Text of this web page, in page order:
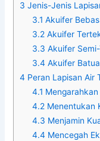
3 Jenis-Jenis
3.1 Akuifer
3.2 Akuifer
3.3 Akuifer
3.4 Akuifer
4 Peran Lapisan Air
4.1
4.2 Menentukan
4.3 Menjamin
4.4 Mencegah